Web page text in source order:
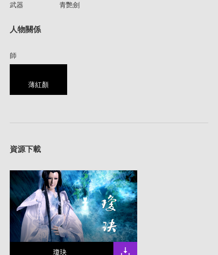
武器 青艷劍
人物關係
師
薄紅顏
資源下載
瓊玦